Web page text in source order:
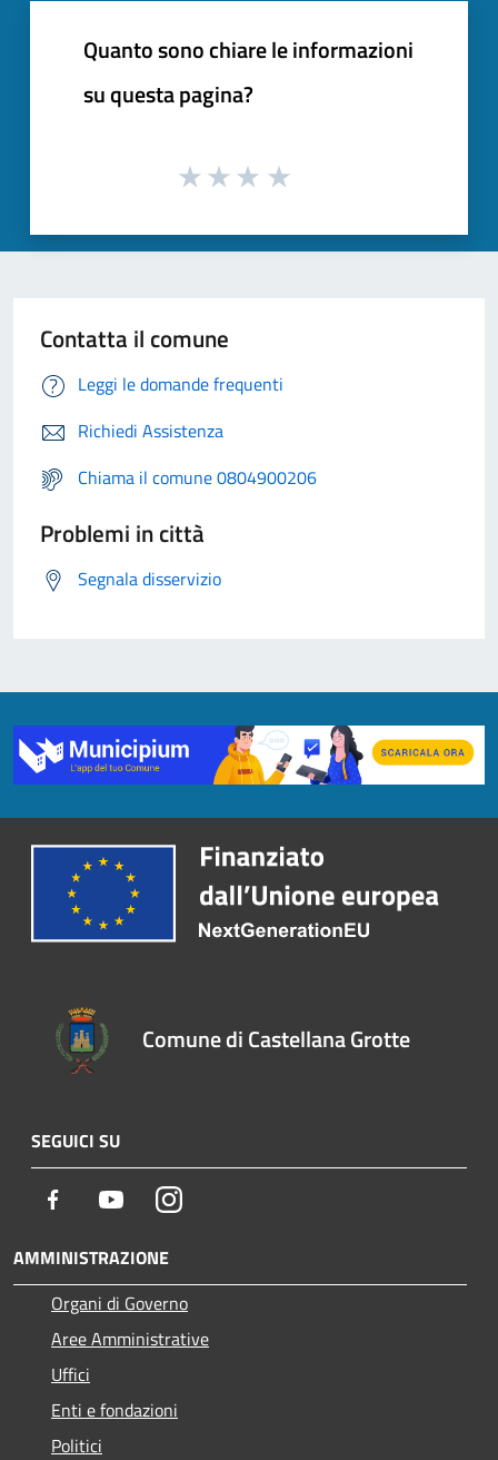
Quanto sono chiare le informazioni
su questa pagina?
Contatta il comune
Leggi le domande frequenti
Richiedi Assistenza
Chiama il comune 0804900206
Problemi in città
Segnala disservizio
Comune di Castellana Grotte
SEGUICI SU
Facebook YoutubeInstagram
AMMINISTRAZIONE
Organi di Governo
Aree Amministrative
Uffici
Enti e fondazioni
Politici